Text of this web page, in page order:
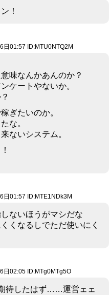
！
日01:57 ID:MTU0NTQ2M
味なんかあんのか？
ケートやないか。
ぎたいのか。
な。
ないシステム。
日01:57 ID:MTE1NDk3M
ないほうがマシだな
くなるしでただ使いにく
日02:05 ID:MTg0MTg5O
待したはず……運営ェェ